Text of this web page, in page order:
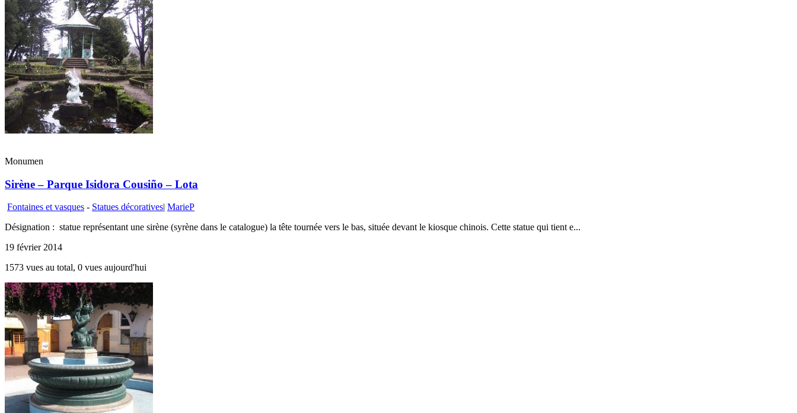
Monumen
Sirène – Parque Isidora Cousiño – Lota
Fontaines et vasques - Statues décoratives| MarieP
Désignation : statue représentant une sirène (syrène dans le catalogue) la tête tournée vers le bas, située devant le kiosque chinois. Cette statue qui tient e...
19 février 2014
1573 vues au total, 0 vues aujourd'hui